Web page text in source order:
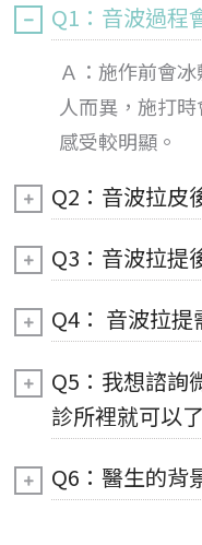
Q1：音波過程
Ａ：施作前會
人而異，施打
感受較明顯。
Q2：音波拉皮
Q3：音波拉提
Q4： 音波拉提
Q5：我想諮詢
診所裡就可以
Q6：醫生的背